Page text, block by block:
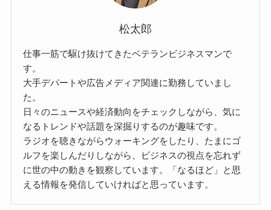
松太郎
仕事一筋で駆け抜けてきたベテランビジネスマンで
す。
大手デパートや広告メディア関連に勤務していまし
た。
日々のニュースや経済動向をチェックしながら、気に
なるトレンドや話題を深掘りするのが趣味です。
ラジオを聴きながらウォーキングをしたり、たまにゴ
ルフを楽しんだりしながら、ビジネスの視点を忘れず
に世の中の動きを観察しています。「なるほど」と思
える情報を発信していければと思っています。